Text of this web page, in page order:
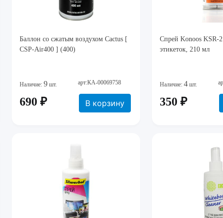
Баллон со сжатым воздухом Cactus [
CSP-Air400 ] (400)
Наличие: 9шт. арт:КА-00069758
690 ₽ В корзину
Спрей Konoos KSR-
этикеток, 210 мл
Наличие: 4шт.
350 ₽